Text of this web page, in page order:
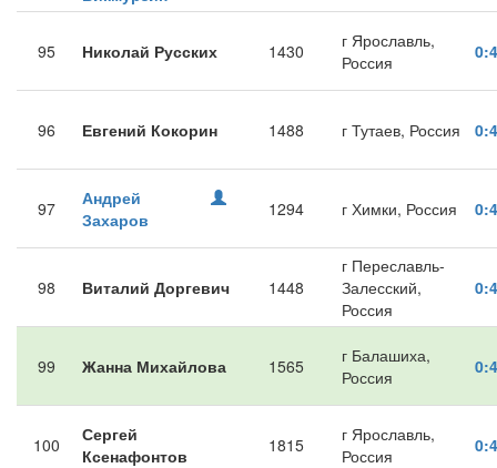
95 Николай Русских 1430
г Ярославль,
Россия
96 Евгений Кокорин 1488 г Тутаев, Россия
97
Андрей
Захаров
1294 г Химки, Россия
98 Виталий Доргевич 1448
г Переславль-
Залесский,
Россия
99 Жанна Михайлова 1565
г Балашиха,
Россия
100
Сергей
Ксенафонтов
1815
г Ярославль,
Россия